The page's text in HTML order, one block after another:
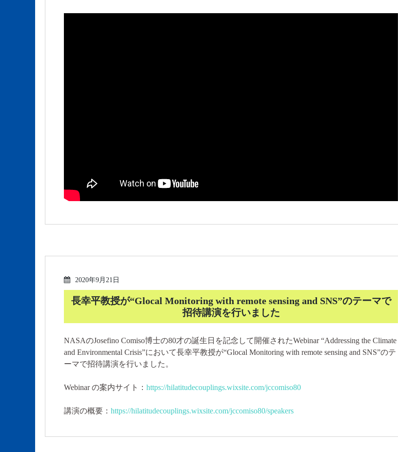
2020年9月21日
長幸平教授が“Glocal Monitoring with remote sensing and SNS”のテーマで
招待講演を行いました
NASAのJosefino Comiso博士の80才の誕生日を記念して開催されたWebinar “Addressing the Climate
and Environmental Crisis”において長幸平教授が“Glocal Monitoring with remote sensing and SNS”のテ
ーマで招待講演を行いました。
Webinar の案内サイト： https://hilatitudecouplings.wixsite.com/jccomiso80
講演の概要： https://hilatitudecouplings.wixsite.com/jccomiso80/speakers